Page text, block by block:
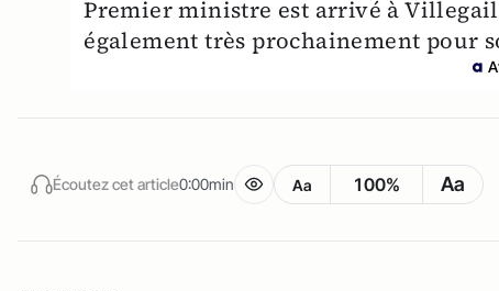
Premier ministre est arrivé à
également très prochainement pour
Écoutez cet article0:00min Aa 100% Aa